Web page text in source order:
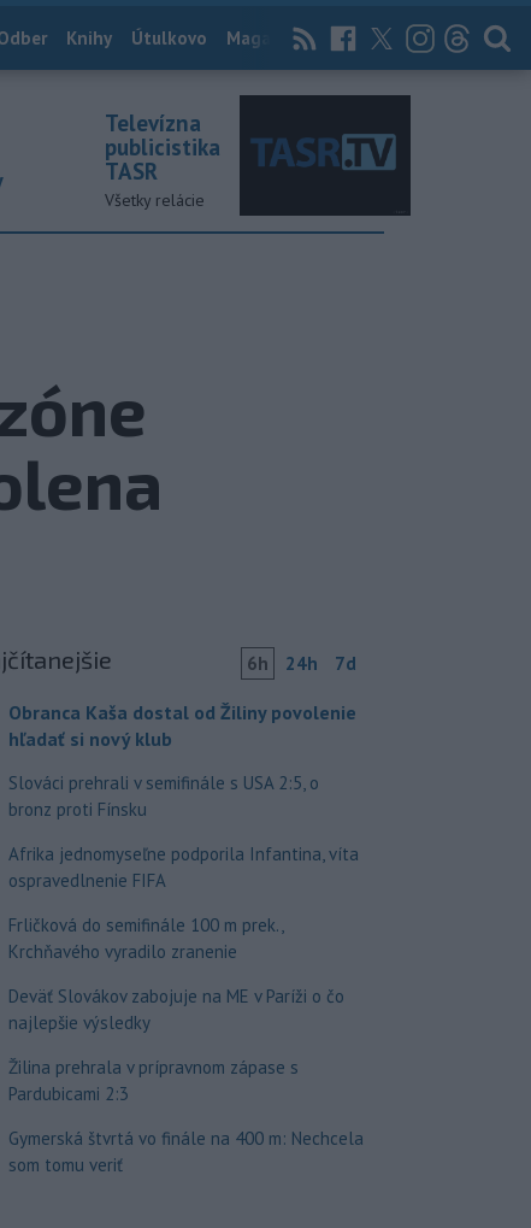
Knihy Útulkovo Magazín News Now Archív
Televízna
publicistika
TASR
Všetky relácie
6h 24h 7d
Obranca Kaša dostal od Žiliny povolenie
hľadať si nový klub
Slováci prehrali v semifinále s USA 2:5, o
bronz proti Fínsku
Afrika jednomyseľne podporila Infantina, víta
ospravedlnenie FIFA
Frličková do semifinále 100 m prek.,
Krchňavého vyradilo zranenie
Deväť Slovákov zabojuje na ME v Paríži o čo
najlepšie výsledky
Žilina prehrala v prípravnom zápase s
Pardubicami 2:3
Gymerská štvrtá vo finále na 400 m: Nechcela
som tomu veriť